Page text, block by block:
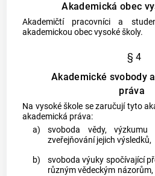
Akademická obec
Akademičtí pracovníci a
akademickou obec vysoké školy.
§ 4
Akademické svobody
práva
Na vysoké škole se zaručují tyto
akademická práva:
a)
svoboda vědy,
zveřejňování jejich výsledků,
b)
svoboda výuky spočívající
různým vědeckým